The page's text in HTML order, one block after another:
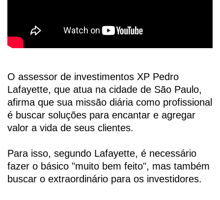
O assessor de investimentos XP Pedro
Lafayette, que atua na cidade de São Paulo,
afirma que sua missão diária como profissional
é buscar soluções para encantar e agregar
valor a vida de seus clientes.
Para isso, segundo Lafayette, é necessário
fazer o básico "muito bem feito", mas também
buscar o extraordinário para os investidores.